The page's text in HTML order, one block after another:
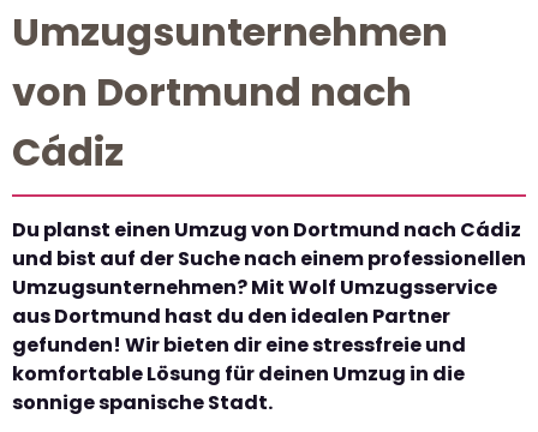
Umzugsunternehmen
von Dortmund nach
Cádiz
Du planst einen Umzug von Dortmund nach Cádiz
und bist auf der Suche nach einem professionellen
Umzugsunternehmen? Mit Wolf Umzugsservice
aus Dortmund hast du den idealen Partner
gefunden! Wir bieten dir eine stressfreie und
komfortable Lösung für deinen Umzug in die
sonnige spanische Stadt.